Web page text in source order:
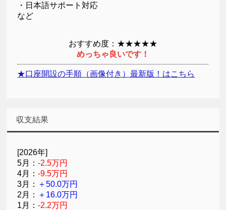
・日本語サポート対応
など
おすすめ度：★★★★★
めっちゃ良いです！
★口座開設の手順（画像付き）最新版！はこちら
収支結果
[2026年]
5月：-2.5万円
4月：-9.5万円
3月： ＋50.0万円
2月： ＋16.0万円
1月：-2.2万円